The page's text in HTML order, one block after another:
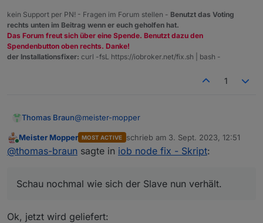
+ system.adapter.sayit.2                  :
system.adapter.sayit.3                  :
+ system.adapter.sayit.4                  :
+
system.adapter.sayit.5                  :
system.adapter.smartmeter.0             :
+ system.adapter.tankerkoenig.0           :
system.adapter.telegram.0               :
+ system.adapter.tr-064.0                 : tr-
+ system.adapter.trashschedule.0          :
+
system.adapter.unifi.0                  :
system.adapter.vis-fancyswitch.0        : vis-
kein Support per PN! - Fragen im Forum stellen - Benutzt das Voting
rechts unten im Beitrag wenn er euch geholfen hat.
Das Forum freut sich über eine Spende. Benutzt dazu den
Spendenbutton oben rechts. Danke!
der Installationsfixer: curl -fsL https://iobroker.net/fix.sh | bash -
1
Thomas Braun@meister-mopper
Schau nochmal wie sich der Slave nun verhält.
Hab da was angepasst.
Online
Meister Mopper MOST ACTIVE schrieb am 3. Sept. 2023, 12:51
zuletzt editiert von
@thomas-braun sagte in iob node fix - Skript:
Schau nochmal wie sich der Slave nun verhält.
Ok, jetzt wird geliefert: